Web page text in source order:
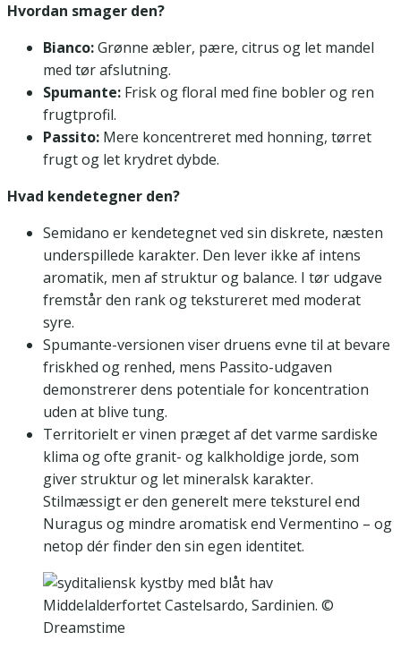
Hvordan smager den?
Bianco:Grønne æbler, pære, citrus og let mandel
med tør afslutning.
Spumante: Frisk og floral med fine bobler og ren
frugtprofil.
Passito: Mere koncentreret med honning, tørret
frugt og let krydret dybde.
Hvad kendetegner den?
Semidano er kendetegnet ved sin diskrete, næsten
underspillede karakter. Den lever ikke af intens
aromatik, men af struktur og balance. I tør udgave
fremstår den rank og tekstureret med moderat
syre.
Spumante-versionen viser druens evne til at bevare
friskhed og renhed, mens Passito-udgaven
demonstrerer dens potentiale for koncentration
uden at blive tung.
Territorielt er vinen præget af det varme sardiske
klima og ofte granit- og kalkholdige jorde, som
giver struktur og let mineralsk karakter.
Stilmæssigt er den generelt mere teksturel end
Nuragus og mindre aromatisk end Vermentino – og
netop dér finder den sin egen identitet.
Middelalderfortet Castelsardo, Sardinien. ©
Dreamstime